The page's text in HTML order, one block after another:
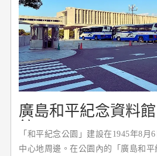
廣島和平紀念資料
館
「和平紀念公園」建設在1945年8月
中心地周邊。在公園內的「廣島和